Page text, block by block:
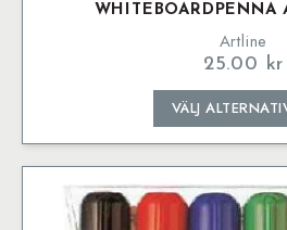
WHITEBOARDPENNA
Artline
25.00 kr
VÄLJ
Den
här
produkten
har
flera